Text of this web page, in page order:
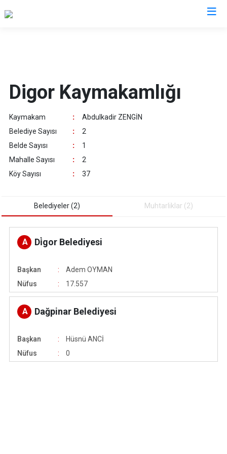
Arpaçay
Kağızman
Sarıkamış
Selim
Susuz
Digor Kaymakamlığı
Kaymakam :
Abdulkadir ZENGİN
Belediye Sayısı
:
2
Belde Sayısı
:
1
Mahalle Sayısı
:
2
Köy Sayısı
: 37
Belediyeler (2) Muhtarliklar (2)
A Di̇gor Belediyesi
Başkan
Adem OYMAN
Nüfus
17.557
A Dağpinar Belediyesi
Başkan
Hüsnü ANCİ
Nüfus
0